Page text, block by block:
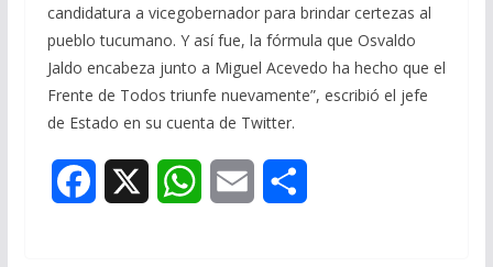
candidatura a vicegobernador para brindar certezas al
pueblo tucumano. Y así fue, la fórmula que Osvaldo
Jaldo encabeza junto a Miguel Acevedo ha hecho que el
Frente de Todos triunfe nuevamente”, escribió el jefe
de Estado en su cuenta de Twitter.
W